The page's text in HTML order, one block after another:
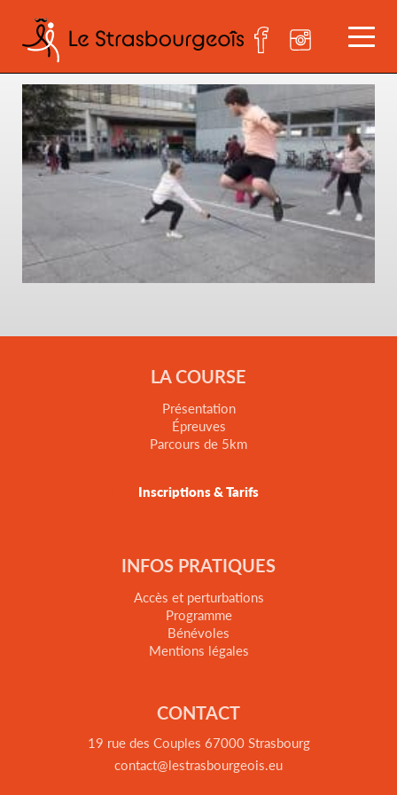
20211001_170750 bd
LA COURSE
Présentation
Épreuves
Parcours de 5km
Inscriptions & Tarifs
INFOS PRATIQUES
Accès et perturbations
Programme
Bénévoles
Mentions légales
CONTACT
19 rue des Couples 67000 Strasbourg
contact@lestrasbourgeois.eu